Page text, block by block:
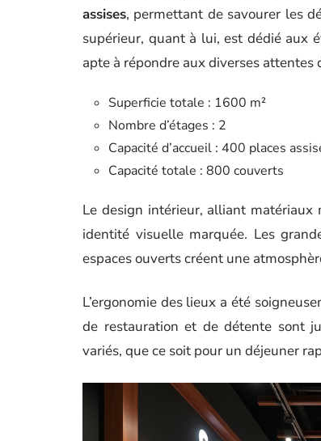
assises, permettant de savourer les
supérieur, quant à lui, est dédié aux
apte à répondre aux diverses attentes
Superficie totale : 1600 m²
Nombre d’étages : 2
Capacité d’accueil : 400 places
Capacité totale : 800 couverts
Le design intérieur, alliant matériaux
identité visuelle marquée. Les
espaces ouverts créent une
L’ergonomie des lieux a été
de restauration et de détente sont
variés, que ce soit pour un déjeuner